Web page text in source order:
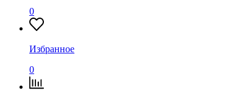
0
Избранное
0